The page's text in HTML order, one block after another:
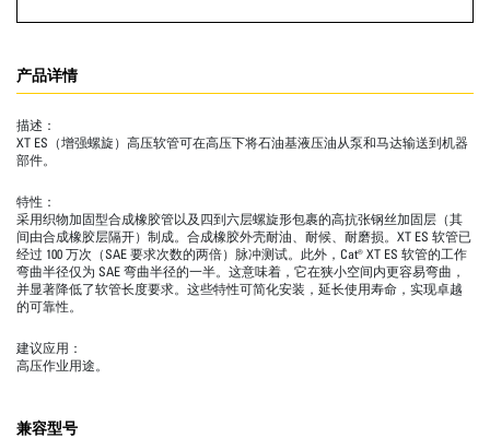
产品详情
描述：
XT ES（增强螺旋）高压软管可在高压下将石油基液压油从泵和马达输送到机器
部件。
特性：
采用织物加固型合成橡胶管以及四到六层螺旋形包裹的高抗张钢丝加固层（其
间由合成橡胶层隔开）制成。合成橡胶外壳耐油、耐候、耐磨损。XT ES 软管已
经过 100 万次（SAE 要求次数的两倍）脉冲测试。此外，Cat® XT ES 软管的工作
弯曲半径仅为 SAE 弯曲半径的一半。这意味着，它在狭小空间内更容易弯曲，
并显著降低了软管长度要求。这些特性可简化安装，延长使用寿命，实现卓越
的可靠性。
建议应用：
高压作业用途。
兼容型号